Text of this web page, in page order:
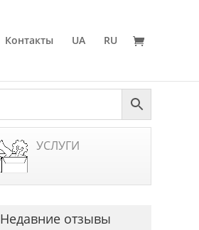
Контакты UA RU
УСЛУГИ
Недавние отзывы